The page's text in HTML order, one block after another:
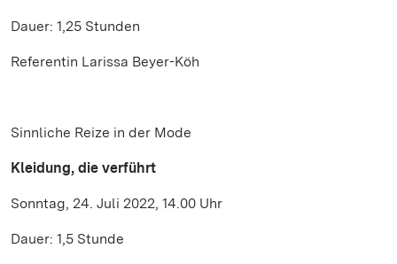
Dauer: 1,25 Stunden
Referentin Larissa Beyer-Köh
Sinnliche Reize in der Mode
Kleidung, die verführt
Sonntag, 24. Juli 2022, 14.00 Uhr
Dauer: 1,5 Stunde